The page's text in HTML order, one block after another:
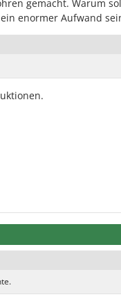
gemacht. Warum
enormer Aufwand